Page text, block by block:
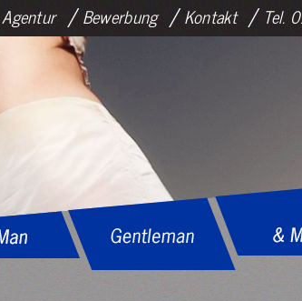
Agentur Bewerbung Kontakt Tel.